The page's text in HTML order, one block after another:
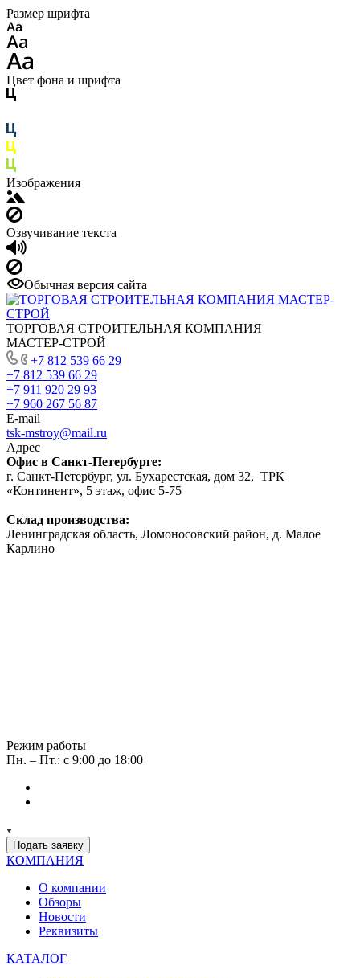
Размер шрифта
Цвет фона и шрифта
Изображения
Озвучивание текста
Обычная версия сайта
ТОРГОВАЯ СТРОИТЕЛЬНАЯ КОМПАНИЯ
МАСТЕР-СТРОЙ
+7 812 539 66 29
+7 812 539 66 29
+7 911 920 29 93
+7 960 267 56 87
E-mail
tsk-mstroy@mail.ru
Адрес
Офис в Санкт-Петербурге:
г. Санкт-Петербург, ул. Бухарестская, дом 32, ТРК
«Континент», 5 этаж, офис 5-75
Склад производства:
Ленинградская область, Ломоносовский район, д. Малое
Карлино
Режим работы
Пн. – Пт.: с 9:00 до 18:00
Подать заявку
КОМПАНИЯ
О компании
Обзоры
Новости
Реквизиты
КАТАЛОГ